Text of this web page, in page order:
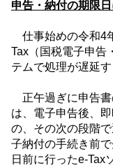
申告・納付の期限
仕事始めの令和4
Tax （国税電子申
テムで処理が遅延
正午過ぎに申告書
は、電子申告後、
の、その次の段階
子納付の手続き前
日前に行ったe-Tax